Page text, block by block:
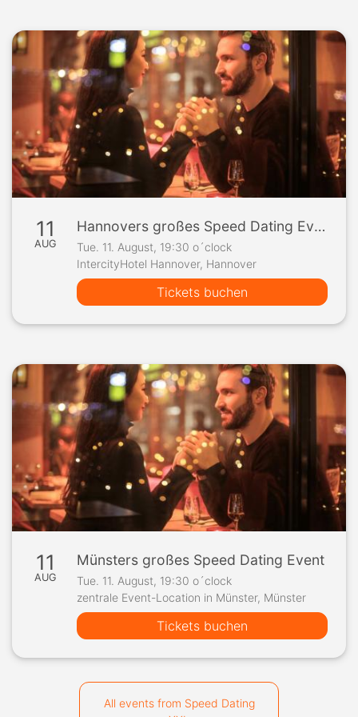
11
AUG
Hannovers großes Speed Dating Event
Tue. 11. August, 19:30 o´clock
IntercityHotel Hannover, Hannover
Tickets buchen
11
AUG
Münsters großes Speed Dating Event
Tue. 11. August, 19:30 o´clock
zentrale Event-Location in Münster, Münster
Tickets buchen
All events from Speed Dating